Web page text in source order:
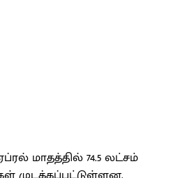
மாதத்தில் 74.5 லட்சம்